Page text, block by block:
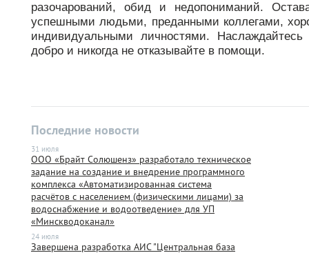
разочарований, обид и недопониманий.
успешными людьми, преданными коллегами,
индивидуальными личностями.
добро и никогда не отказывайте в помощи.
Последние новости
31 июля
ООО «Брайт Солюшенз» разработало техническое
задание на создание и внедрение программного
комплекса «Автоматизированная система
расчётов с населением (физическими лицами) за
водоснабжение и водоотведение» для УП
«Минскводоканал»
24 июля
Завершена разработка АИС "Центральная база